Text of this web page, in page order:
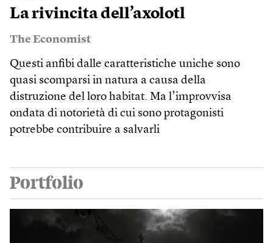
La rivincita dell’axolotl
The Economist
Questi anfibi dalle caratteristiche uniche sono
quasi scomparsi in natura a causa della
distruzione del loro habitat. Ma l’improvvisa
ondata di notorietà di cui sono protagonisti
potrebbe contribuire a salvarli
Portfolio